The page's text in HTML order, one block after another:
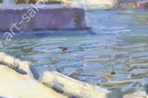
ПЕТРУХИН АЛЕКСЕЙ